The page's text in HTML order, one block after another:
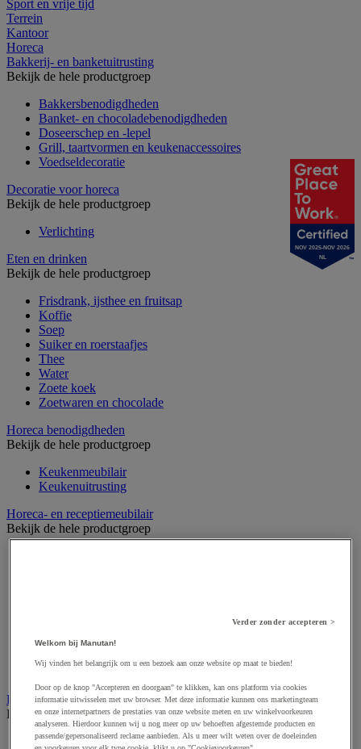
Sport en vrije tijd
Terrein
Kantoor
Horeca
Bakkerij- en banketuitrusting
Bekijk de hele productgroep
Bakkersbenodigdheden
Banket- en chocoladebenodigdheden
Doseerschep en -lepel
Grill, taartvormen en keukenaccessoires
Voedseldecoratie
Decoratie voor horeca
Bekijk de hele productgroep
Verlichting
Eten en drinken
Bekijk de hele productgroep
Frisdrank, ijsthee en fruitsap
Koffie
Soep
Suiker en roerstaafjes
Thee
Water
Zoete koek
Zoetwaren en chocolade
Horeca benodigdheden
Bekijk de hele productgroep
Keukenmeubilair
Keukenuitrusting
Horeca- en receptiemeubilair
Bekijk de hele productgroep
Stoel, fauteuil en kussen
Tafel- en stoeltrolley
Waterkoeler
Keukenbenodigdheden
Bekijk de hele productgroep
Bakplaat
NOV 2025-NOV 2026
NL
Verder zonder accepteren >
Welkom bij Manutan!
Wij vinden het belangrijk om u een bezoek aan onze website op maat te bieden!
Door op de knop "Accepteren en doorgaan" te klikken, kan ons platform via cookies
informatie uitwisselen met uw browser. Met deze informatie kunnen ons marketingteam
en onze internetpartners de prestaties van onze website meten en uw winkelvoorkeuren
analyseren. Hierdoor kunnen wij u nog meer op uw behoeften afgestemde producten en
passende/gepersonaliseerd reclame aanbieden. Als u meer wilt weten over de doeleinden